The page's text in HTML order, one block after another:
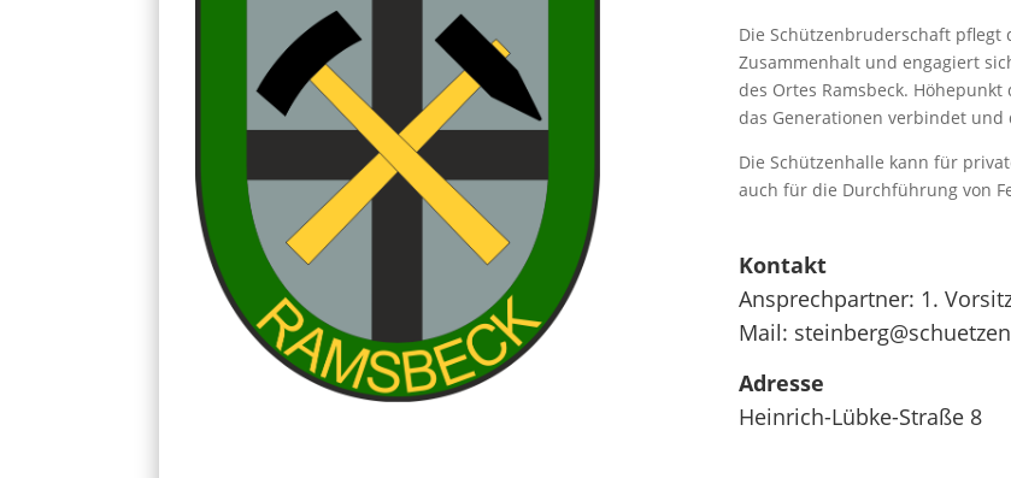
Die Schützenbruderschaft
Zusammenhalt und engagiert
des Ortes Ramsbeck.
das Generationen verbindet
Die Schützenhalle kann für
auch für die Durchführung von
Kontakt
Ansprechpartner: 1.
Mail:
Adresse
Heinrich-Lübke-Straße 8